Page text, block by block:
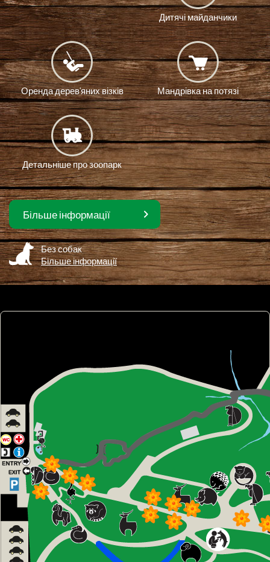
Дитячі майданчики
Оренда дерев’яних візків Мандрівка на потязі
Детальніше про зоопарк
Більше інформації
Без собак
Більше інформації
Мапа зоопарку